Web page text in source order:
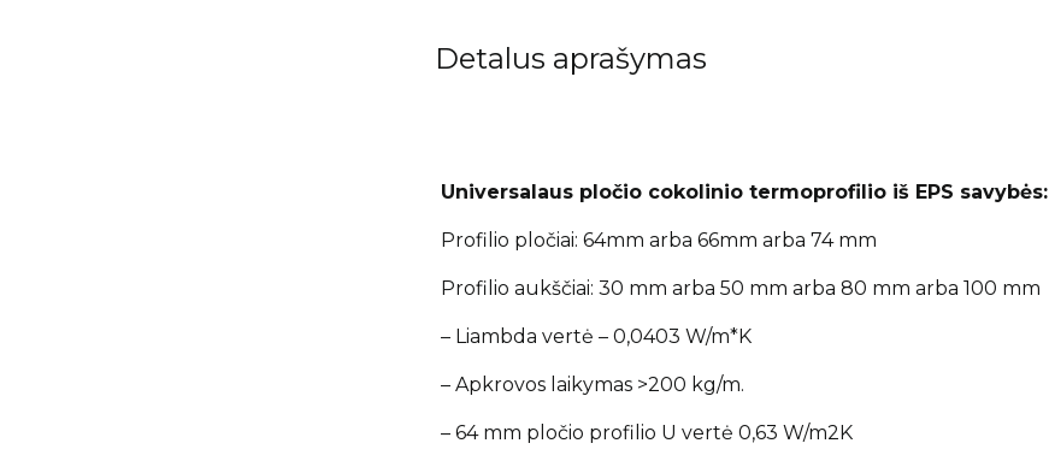
Detalus aprašymas
Universalaus pločio cokolinio termoprofilio iš EPS savybės:
Profilio pločiai: 64mm arba 66mm arba 74 mm
Profilio aukščiai: 30 mm arba 50 mm arba 80 mm arba 100 mm
– Liambda vertė – 0,0403 W/m*K
– Apkrovos laikymas >200 kg/m.
– 64 mm pločio profilio U vertė 0,63 W/m2K